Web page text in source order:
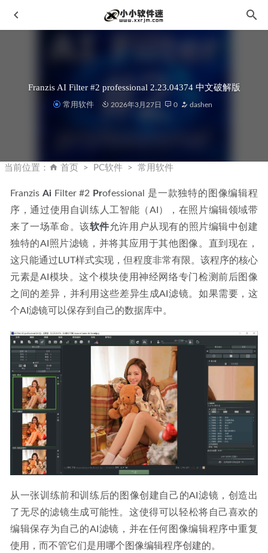
Franzis AI Filter #2 professional 2.23.04374 中文破解版
常用软件 2026年3月27日 0 dashen
当前位置： 首页 PC软件 常用软件
Franzis Ai Filter #2 Professional 是一款独特的图像编辑程
序，通过使用自训练人工智能（AI），在照片编辑领域带
来了一场革命。该软件允许用户从现有的照片编辑中创建
独特的AI照片滤镜，并将其应用于其他图像。直到现在，
这只能通过LUT样式实现，但程度非常有限。该程序的核心
元素是AI模块。这个模块使用神经网络专门检测前后图像
之间的差异，并利用这些差异生成AI滤镜。如果需要，这
个AI滤镜可以保存到自己的数据库中。
从一张训练前和训练后的图像创建自己的AI滤镜，创造出
了无尽的滤镜生成可能性。这使得可以轻松将自己喜欢的
编辑保存为自己的AI滤镜，并在任何图像编辑程序中重复
使用，而不管它们是用哪个图像编辑程序创建的。
2025-01-12
2022-10-01
QQ浏览器v10.2.1 for Android 去广告清爽版 2020-04-06
Adobe2023全家桶中文破解版-win大师版 2022-11-14
Autodesk AutoCAD 2024 简体中文破解版 2023-03-28